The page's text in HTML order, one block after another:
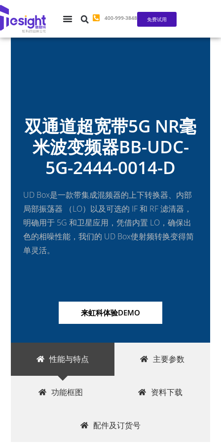
400-999-3848 免费试用
双通道超宽带5G NR毫
米波变频器BB-UDC-
5G-2444-0014-D
UD Box是一款带集成混频器的上下转换器、内部
局部振荡器 （LO）以及可选的 IF 和 RF 滤清器，
明确用于 5G 和卫星应用，凭借内置 LO，确保出
色的相噪性能，我们的 UD Box使射频转换变得简
单灵活。
来虹科体验DEMO
性能与特点 主要参数
功能框图 资料下载
配件及订货号